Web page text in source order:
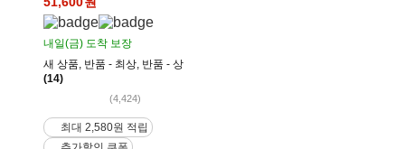
내일(금) 도착 보장
새 상품 반품 - 최상 반품 - 상
(14)
(4,424)
최대 2,580원 적립